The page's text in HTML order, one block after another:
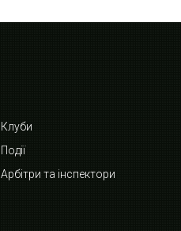
Клуби
Події
Арбітри та інспектори